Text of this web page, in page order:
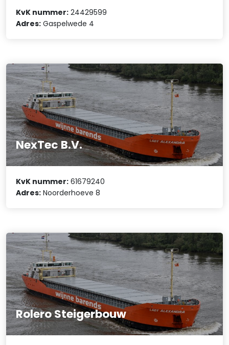
KvK nummer: 24429599
Adres: Gaspelwede 4
NexTec B.V.
KvK nummer: 61679240
Adres: Noorderhoeve 8
Rolero Steigerbouw